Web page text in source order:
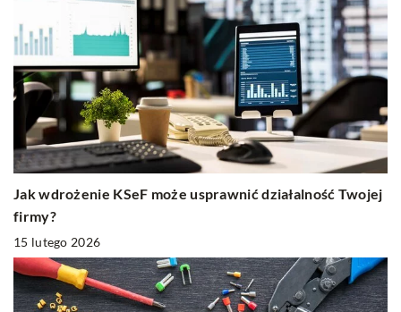
Jak wdrożenie KSeF może usprawnić działalność Twojej
firmy?
15 lutego 2026